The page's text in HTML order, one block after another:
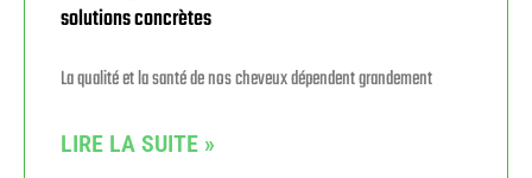
solutions concrètes
La qualité et la santé de nos cheveux dépendent grandement
LIRE LA SUITE »